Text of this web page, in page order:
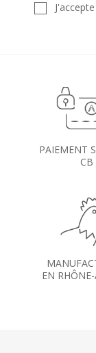
PAIEMENT
CB
EN